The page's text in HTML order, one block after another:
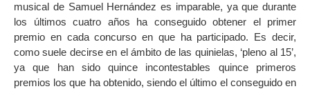
musical de Samuel Hernández es imparable, ya que durante
los últimos cuatro años ha conseguido obtener el primer
premio en cada concurso en que ha participado. Es decir,
como suele decirse en el ámbito de las quinielas, ‘pleno al 15’,
ya que han sido quince incontestables quince primeros
premios los que ha obtenido, siendo el último el conseguido en